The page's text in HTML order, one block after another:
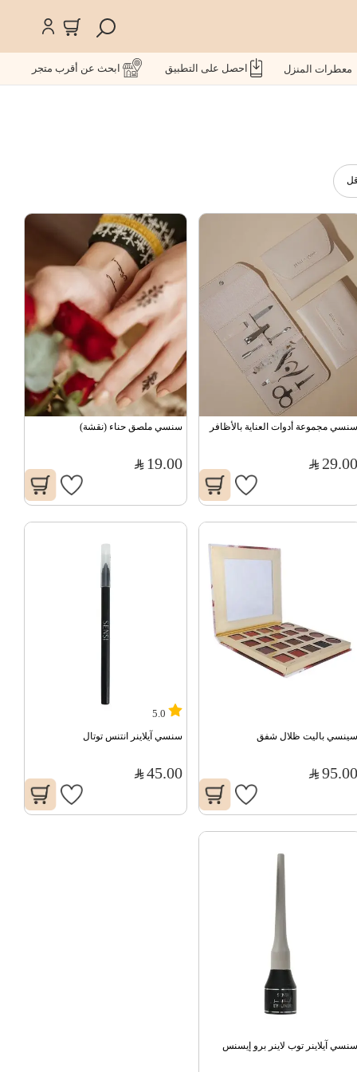
معطرات المنزل احصل على التطبيق ابحث عن أقرب متجر
سنسي مجموعة أدوات العناية بالأظافر
29.00
سنسي ملصق حناء (نقشة)
19.00
سينسي باليت ظلال شفق
95.00
5.0
سنسي آيلاينر انتنس توتال
45.00
سنسي آيلاينر توب لاينر برو إيسنس